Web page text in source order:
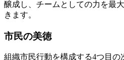
醸成し、チームとしての力を最
きます。
市民の美徳
組織市民行動を構成する4つ目